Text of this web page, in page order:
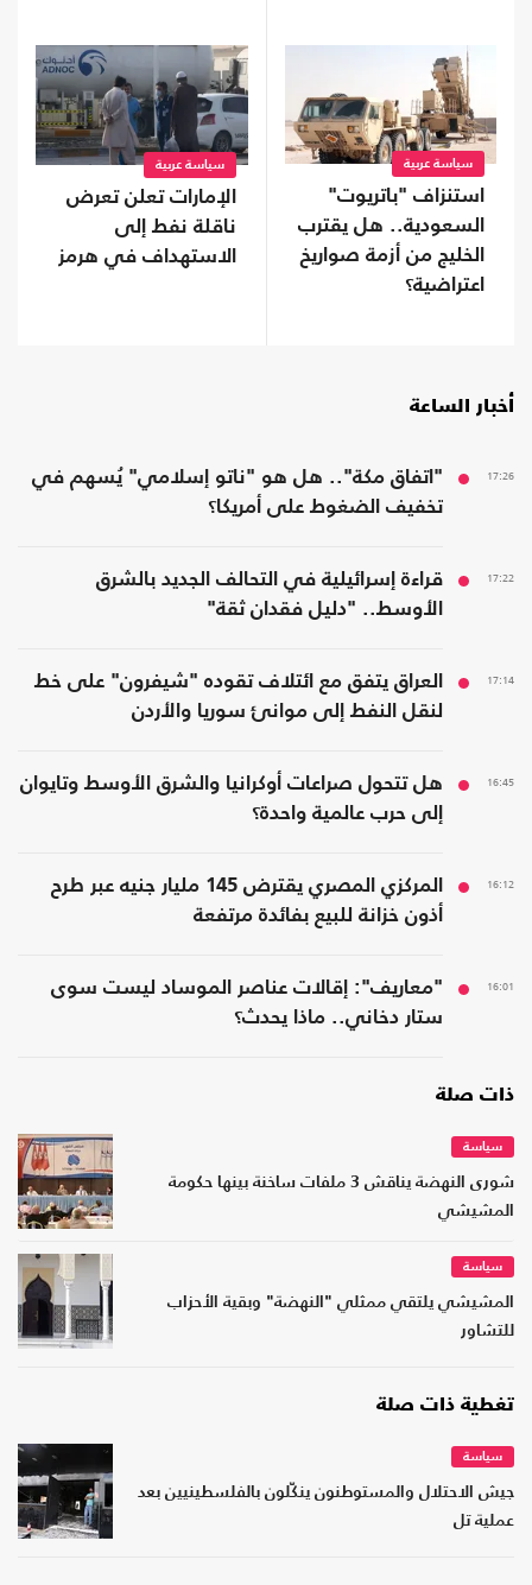
سياسة عربية
استنزاف "باتريوت"
السعودية.. هل يقترب
الخليج من أزمة صواريخ
اعتراضية؟
سياسة عربية
الإمارات تعلن تعرض
ناقلة نفط إلى
الاستهداف في هرمز
أخبار الساعة
17:26
"اتفاق مكة".. هل هو "ناتو إسلامي" يُسهم في
تخفيف الضغوط على أمريكا؟
17:22
قراءة إسرائيلية في التحالف الجديد بالشرق
الأوسط.. "دليل فقدان ثقة"
17:14
العراق يتفق مع ائتلاف تقوده "شيفرون" على خط
لنقل النفط إلى موانئ سوريا والأردن
16:45
هل تتحول صراعات أوكرانيا والشرق الأوسط وتايوان
إلى حرب عالمية واحدة؟
16:12
المركزي المصري يقترض 145 مليار جنيه عبر طرح
أذون خزانة للبيع بفائدة مرتفعة
16:01
"معاريف": إقالات عناصر الموساد ليست سوى
ستار دخاني.. ماذا يحدث؟
ذات صلة
سياسة
شورى النهضة يناقش 3 ملفات ساخنة بينها حكومة
المشيشي
سياسة
المشيشي يلتقي ممثلي "النهضة" وبقية الأحزاب
للتشاور
تغطية ذات صلة
سياسة
جيش الاحتلال والمستوطنون ينكّلون بالفلسطينيين بعد
عملية تل